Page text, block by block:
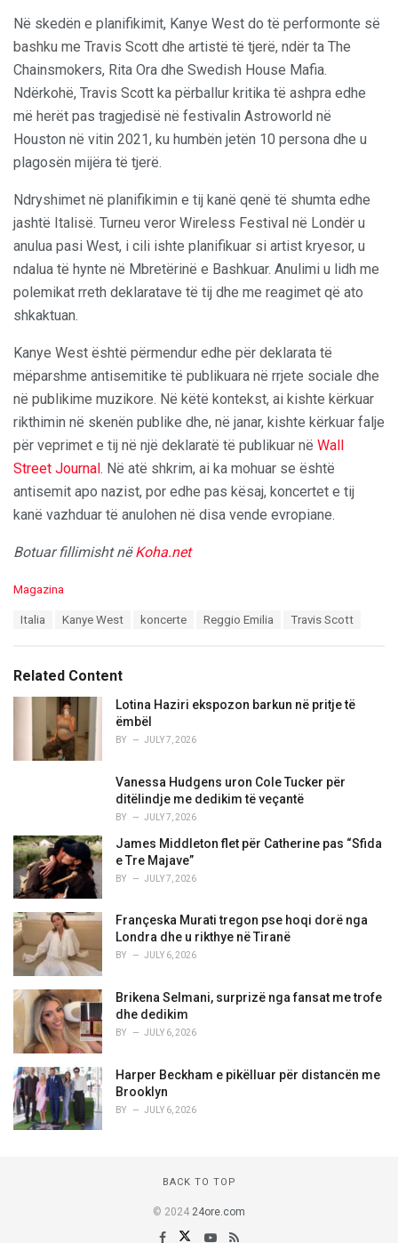
Në skedën e planifikimit, Kanye West do të performonte së
bashku me Travis Scott dhe artistë të tjerë, ndër ta The
Chainsmokers, Rita Ora dhe Swedish House Mafia.
Ndërkohë, Travis Scott ka përballur kritika të ashpra edhe
më herët pas tragjedisë në festivalin Astroworld në
Houston në vitin 2021, ku humbën jetën 10 persona dhe u
plagosën mijëra të tjerë.
Ndryshimet në planifikimin e tij kanë qenë të shumta edhe
jashtë Italisë. Turneu veror Wireless Festival në Londër u
anulua pasi West, i cili ishte planifikuar si artist kryesor, u
ndalua të hynte në Mbretërinë e Bashkuar. Anulimi u lidh me
polemikat rreth deklaratave të tij dhe me reagimet që ato
shkaktuan.
Kanye West është përmendur edhe për deklarata të
mëparshme antisemitike të publikuara në rrjete sociale dhe
në publikime muzikore. Në këtë kontekst, ai kishte kërkuar
rikthimin në skenën publike dhe, në janar, kishte kërkuar falje
për veprimet e tij në një deklaratë të publikuar në Wall
Street Journal . Në atë shkrim, ai ka mohuar se është
antisemit apo nazist, por edhe pas kësaj, koncertet e tij
kanë vazhduar të anulohen në disa vende evropiane.
Botuar fillimisht nëKoha.net
C
o
r
i
Magazina
:
Italia Kanye West koncerte Reggio Emilia Travis Scott
Related Content
Lotina Haziri ekspozon barkun në pritje të
ëmbël
BY JULY 7, 2026
Vanessa Hudgens uron Cole Tucker për
ditëlindje me dedikim të veçantë
BY JULY 7, 2026
James Middleton flet për Catherine pas “Sfida
e Tre Majave”
BY JULY 7, 2026
Françeska Murati tregon pse hoqi dorë nga
Londra dhe u rikthye në Tiranë
BY JULY 6, 2026
Brikena Selmani, surprizë nga fansat me trofe
dhe dedikim
BY JULY 6, 2026
Harper Beckham e pikëlluar për distancën me
Brooklyn
BY JULY 6, 2026
BACK TO TOP
© 2024 24ore.com